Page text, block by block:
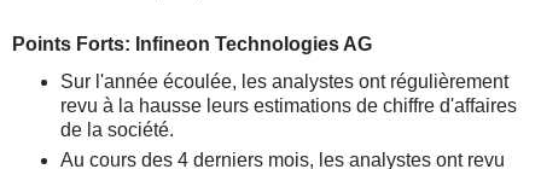
Points Forts: Infineon Technologies AG
Sur l'année écoulée, les analystes ont régulièrement
revu à la hausse leurs estimations de chiffre d'affaires
de la société.
Au cours des 4 derniers mois, les analystes ont revu